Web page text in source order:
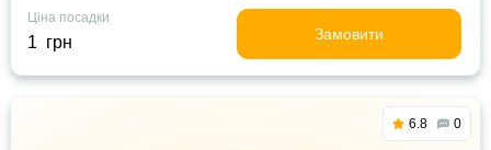
Ціна посадки
1 грн Замовити
6.8 0